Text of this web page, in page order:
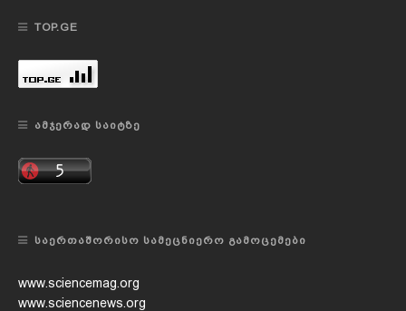
TOP.GE
ᲐᲛᲯᲔᲠᲐᲓ ᲡᲐᲘᲢᲖᲔ
ᲡᲐᲔᲠᲗᲐᲨᲝᲠᲘᲡᲝ ᲡᲐᲛᲔᲪᲜᲘᲔᲠᲝ ᲒᲐᲛᲝᲪᲔᲛᲔᲑᲘ
www.sciencemag.org
www.sciencenews.org